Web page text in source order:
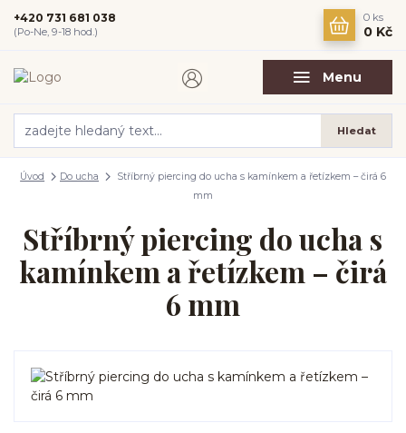
Menu
Hledat
+420 731 681 038
(Po-Ne, 9-18 hod.)
0 ks
0 Kč
Úvod Do ucha
Stříbrný piercing do ucha s kamínkem a řetízkem – čirá 6
mm
Stříbrný piercing do ucha s
kamínkem a řetízkem – čirá
6 mm